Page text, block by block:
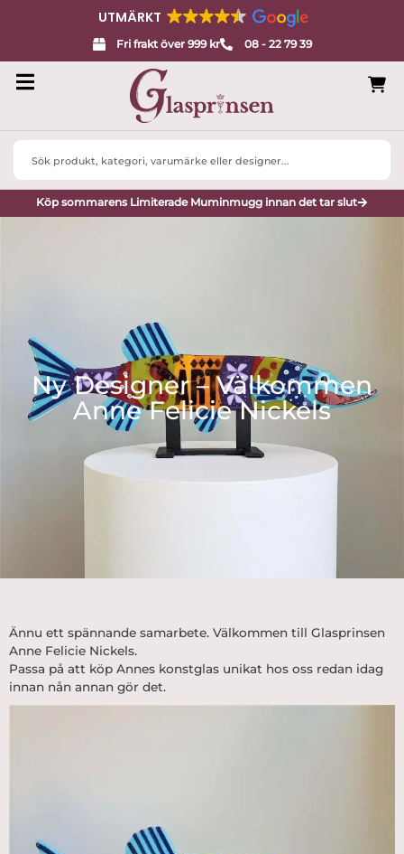
UTMÄRKT
Fri frakt över 999 kr 08 - 22 79 39
Search
Köp sommarens Limiterade Muminmugg innan det tar slut
Ny Designer – Välkommen
Anne Felicie Nickels
Ännu ett spännande samarbete. Välkommen till Glasprinsen
Anne Felicie Nickels.
Passa på att köp Annes konstglas unikat hos oss redan idag
innan nån annan gör det.